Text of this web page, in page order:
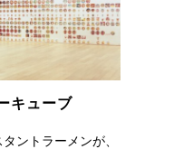
キューブ
ントラーメンが、